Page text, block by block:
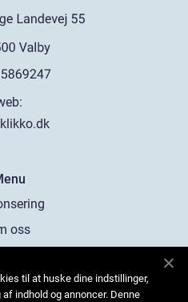
oss
oss
til at huske dine indstillinger,
indhold og annoncer. Denne